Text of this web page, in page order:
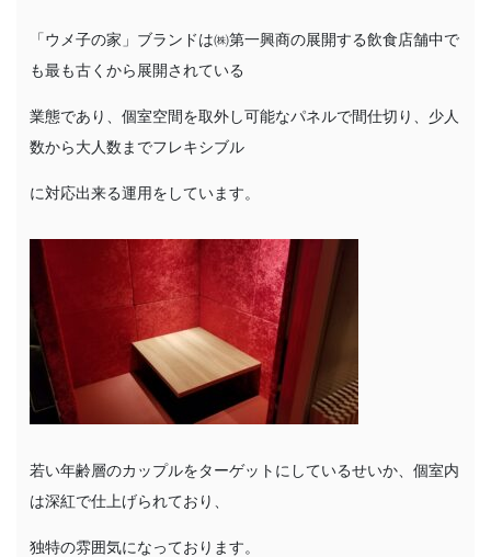
「ウメ子の家」ブランドは㈱第一興商の展開する飲食店舗中で
も最も古くから展開されている
業態であり、個室空間を取外し可能なパネルで間仕切り、少人
数から大人数までフレキシブル
に対応出来る運用をしています。
若い年齢層のカップルをターゲットにしているせいか、個室内
は深紅で仕上げられており、
独特の雰囲気になっております。